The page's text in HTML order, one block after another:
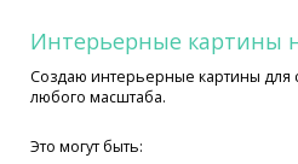
Интерьерные картины
Создаю интерьерные картины для
любого масштаба.
Это могут быть: